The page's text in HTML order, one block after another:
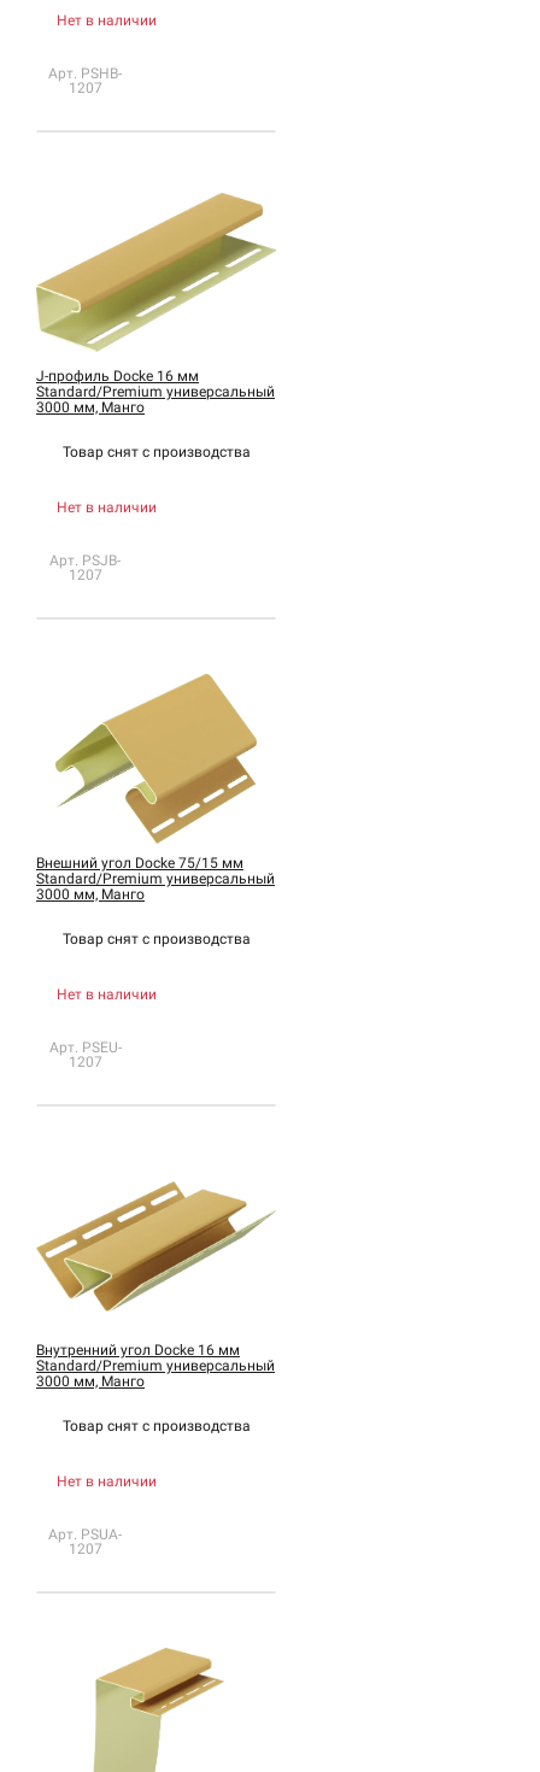
Нет в наличии
Арт. PSHB-
1207
J-профиль Docke 16 мм
Standard/Premium универсальный
3000 мм, Манго
Товар снят с производства
Нет в наличии
Арт. PSJB-
1207
Внешний угол Docke 75/15 мм
Standard/Premium универсальный
3000 мм, Манго
Товар снят с производства
Нет в наличии
Арт. PSEU-
1207
Внутренний угол Docke 16 мм
Standard/Premium универсальный
3000 мм, Манго
Товар снят с производства
Нет в наличии
Арт. PSUA-
1207